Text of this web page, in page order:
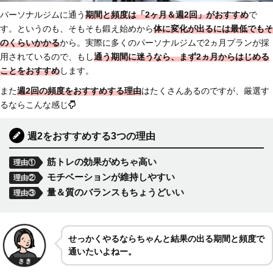
パーソナルジムに通う期間と頻度は「2ヶ月＆週2回」がおすすめで
す。というのも、そもそも鍛え始めから体に変化が出るには最低でもそ
のくらいかかるから。実際に多くのパーソナルジムで2ヵ月プランが採
用されているので、もし通う期間に迷うなら、まず2ヵ月からはじめる
ことをおすすめします。
また週2回の頻度をおすすめする理由はたくさんあるのですが、厳選す
るならこんな感じ
週2をおすすめする3つの理由
理由① 筋トレの効果がめちゃ高い
理由② モチベーションが維持しやすい
理由③ 量＆質のバランスもちょうどいい
せっかくやるならちゃんと結果の出る期間と頻度で
通いたいよねー。